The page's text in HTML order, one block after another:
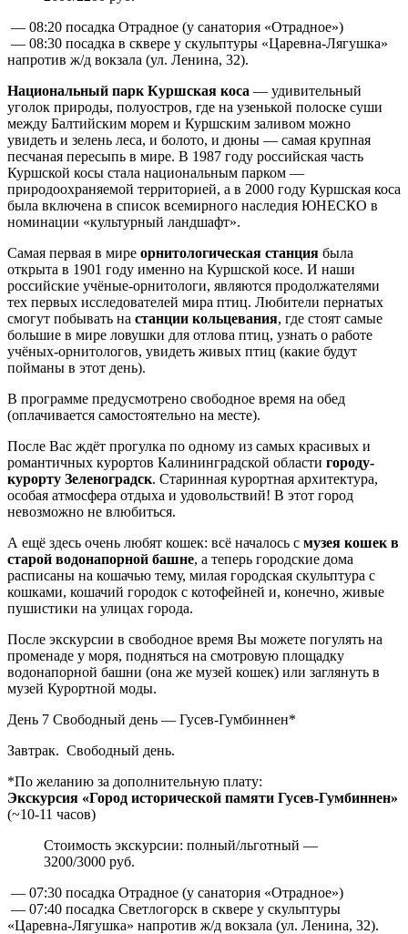
— 08:20 посадка Отрадное (у санатория «Отрадное»)
— 08:30 посадка в сквере у скульптуры «Царевна-Лягушка»
напротив ж/д вокзала (ул. Ленина, 32).
Национальный парк Куршская коса — удивительный
уголок природы, полуостров, где на узенькой полоске суши
между Балтийским морем и Куршским заливом можно
увидеть и зелень леса, и болото, и дюны — самая крупная
песчаная пересыпь в мире. В 1987 году российская часть
Куршской косы стала национальным парком —
природоохраняемой территорией, а в 2000 году Куршская коса
была включена в список всемирного наследия ЮНЕСКО в
номинации «культурный ландшафт».
Самая первая в мире орнитологическая станция была
открыта в 1901 году именно на Куршской косе. И наши
российские учёные-орнитологи, являются продолжателями
тех первых исследователей мира птиц. Любители пернатых
смогут побывать на станции кольцевания, где стоят самые
большие в мире ловушки для отлова птиц, узнать о работе
учёных-орнитологов, увидеть живых птиц (какие будут
пойманы в этот день).
В программе предусмотрено свободное время на обед
(оплачивается самостоятельно на месте).
После Вас ждёт прогулка по одному из самых красивых и
романтичных курортов Калининградской области городу-
курорту Зеленоградск. Старинная курортная архитектура,
особая атмосфера отдыха и удовольствий! В этот город
невозможно не влюбиться.
А ещё здесь очень любят кошек: всё началось с музея кошек в
старой водонапорной башне, а теперь городские дома
расписаны на кошачью тему, милая городская скульптура с
кошками, кошачий городок с котофейней и, конечно, живые
пушистики на улицах города.
После экскурсии в свободное время Вы можете погулять на
променаде у моря, подняться на смотровую площадку
водонапорной башни (она же музей кошек) или заглянуть в
музей Курортной моды.
День 7 Свободный день — Гусев-Гумбиннен*
Завтрак. Свободный день.
*По желанию за дополнительную плату:
Экскурсия «Город исторической памяти Гусев-Гумбиннен»
(~10-11 часов)
Стоимость экскурсии: полный/льготный —
3200/3000 руб.
— 07:30 посадка Отрадное (у санатория «Отрадное»)
— 07:40 посадка Светлогорск в сквере у скульптуры
«Царевна-Лягушка» напротив ж/д вокзала (ул. Ленина, 32).